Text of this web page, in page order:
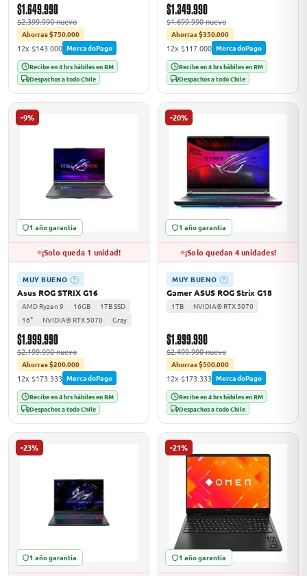
$1.649.990
$2.399.990 nuevo
Ahorras $750.000
12x $143.000 MercadoPago
Recibe en 4 hrs hábiles en RM
Despachos a todo Chile
$1.349.990
$1.699.990 nuevo
Ahorras $350.000
12x $117.000 MercadoPago
Recibe en 4 hrs hábiles en RM
Despachos a todo Chile
-9%
1 año garantía
¡Solo queda 1 unidad!
MUY BUENO ?
Asus ROG STRIX G16
AMD Ryzen 9 16GB
1TB SSD
16"
NVIDIA® RTX 5070 Gray
$1.999.990
$2.199.990 nuevo
Ahorras $200.000
12x $173.333 MercadoPago
Recibe en 4 hrs hábiles en RM
Despachos a todo Chile
-20%
1 año garantía
¡Solo quedan 4 unidades!
MUY BUENO ?
Gamer ASUS ROG Strix G18
1TB NVIDIA® RTX 5070
$1.999.990
$2.499.990 nuevo
Ahorras $500.000
12x $173.333 MercadoPago
Recibe en 4 hrs hábiles en RM
Despachos a todo Chile
-23%
1 año garantía
-21%
1 año garantía